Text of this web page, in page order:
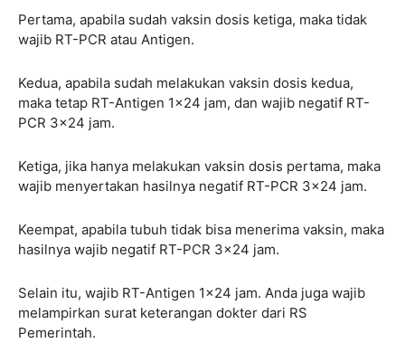
Pertama, apabila sudah vaksin dosis ketiga, maka tidak
wajib RT-PCR atau Antigen.
Kedua, apabila sudah melakukan vaksin dosis kedua,
maka tetap RT-Antigen 1×24 jam, dan wajib negatif RT-
PCR 3×24 jam.
Ketiga, jika hanya melakukan vaksin dosis pertama, maka
wajib menyertakan hasilnya negatif RT-PCR 3×24 jam.
Keempat, apabila tubuh tidak bisa menerima vaksin, maka
hasilnya wajib negatif RT-PCR 3×24 jam.
Selain itu, wajib RT-Antigen 1×24 jam. Anda juga wajib
melampirkan surat keterangan dokter dari RS
Pemerintah.